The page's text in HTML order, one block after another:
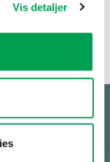
af dit
Vis detaljer